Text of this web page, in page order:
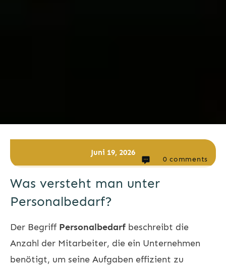
Juni 19, 2026
0 comments
Was versteht man unter
Personalbedarf?
Der Begriff Personalbedarf beschreibt die
Anzahl der Mitarbeiter, die ein Unternehmen
benötigt, um seine Aufgaben effizient zu